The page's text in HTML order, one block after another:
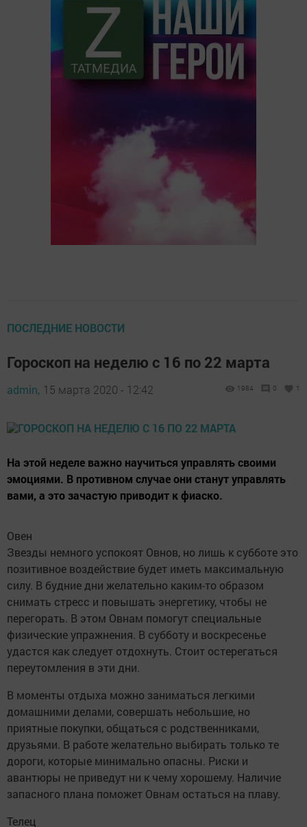
ПОСЛЕДНИЕ НОВОСТИ
Гороскоп на неделю с 16 по 22 марта
admin, 15 марта 2020 - 12:42 1984 0 1
На этой неделе важно научиться управлять своими
эмоциями. В противном случае они станут управлять
вами, а это зачастую приводит к фиаско.
Овен
Звезды немного успокоят Овнов, но лишь к субботе это
позитивное воздействие будет иметь максимальную
силу. В будние дни желательно каким-то образом
снимать стресс и повышать энергетику, чтобы не
перегорать. В этом Овнам помогут специальные
физические упражнения. В субботу и воскресенье
удастся как следует отдохнуть. Стоит остерегаться
переутомления в эти дни.
В моменты отдыха можно заниматься легкими
домашними делами, совершать небольшие, но
приятные покупки, общаться с родственниками,
друзьями. В работе желательно выбирать только те
дороги, которые минимально опасны. Риски и
авантюры не приведут ни к чему хорошему. Наличие
запасного плана поможет Овнам остаться на плаву.
Телец